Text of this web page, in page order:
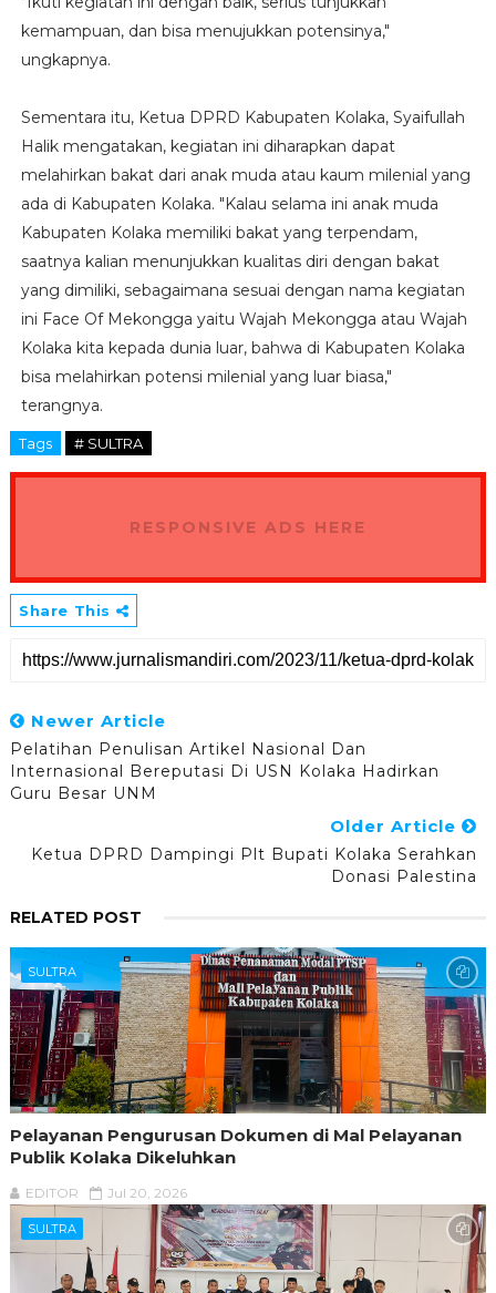
kemampuan, dan bisa menujukkan potensinya,"
ungkapnya.
Sementara itu, Ketua DPRD Kabupaten Kolaka, Syaifullah
Halik mengatakan, kegiatan ini diharapkan dapat
melahirkan bakat dari anak muda atau kaum milenial yang
ada di Kabupaten Kolaka. "Kalau selama ini anak muda
Kabupaten Kolaka memiliki bakat yang terpendam,
saatnya kalian menunjukkan kualitas diri dengan bakat
yang dimiliki, sebagaimana sesuai dengan nama kegiatan
ini Face Of Mekongga yaitu Wajah Mekongga atau Wajah
Kolaka kita kepada dunia luar, bahwa di Kabupaten Kolaka
bisa melahirkan potensi milenial yang luar biasa,"
terangnya.
Tags # SULTRA
RESPONSIVE ADS HERE
Share This
Newer Article
Pelatihan Penulisan Artikel Nasional Dan
Internasional Bereputasi Di USN Kolaka Hadirkan
Guru Besar UNM
Older Article
Ketua DPRD Dampingi Plt Bupati Kolaka Serahkan
Donasi Palestina
RELATED POST
SULTRA
Pelayanan Pengurusan Dokumen di Mal Pelayanan
Publik Kolaka Dikeluhkan
EDITOR Jul 20, 2026
SULTRA